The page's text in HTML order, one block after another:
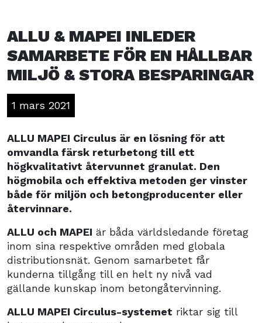
ALLU & MAPEI INLEDER
SAMARBETE FÖR EN HÅLLBAR
MILJÖ & STORA BESPARINGAR
1 mars 2021
ALLU MAPEI Circulus är en lösning för att
omvandla färsk returbetong till ett
högkvalitativt återvunnet granulat. Den
högmobila och effektiva metoden ger vinster
både för miljön och betongproducenter eller
återvinnare.
ALLU och MAPEI är båda världsledande företag
inom sina respektive områden med globala
distributionsnät. Genom samarbetet får
kunderna tillgång till en helt ny nivå vad
gällande kunskap inom betongåtervinning.
ALLU MAPEI Circulus-systemet riktar sig till